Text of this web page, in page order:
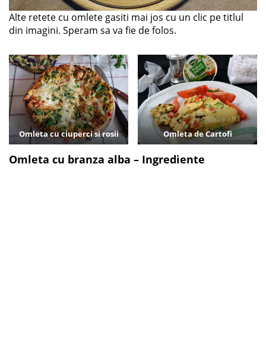
Alte retete cu omlete gasiti mai jos cu un clic pe titlul
din imagini. Speram sa va fie de folos.
Omleta cu ciuperci si rosii Omleta de Cartofi
Omleta cu branza alba – Ingrediente